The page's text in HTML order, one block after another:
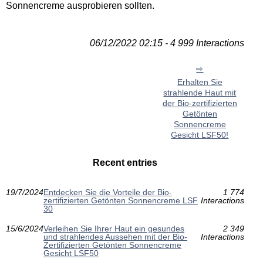
Sonnencreme ausprobieren sollten.
06/12/2022 02:15 - 4 999 Interactions
Erhalten Sie
strahlende Haut mit
der Bio-zertifizierten
Getönten
Sonnencreme
Gesicht LSF50!
Recent entries
19/7/2024Entdecken Sie die Vorteile der Bio-
zertifizierten Getönten Sonnencreme LSF
30
1 774
Interactions
15/6/2024Verleihen Sie Ihrer Haut ein gesundes
und strahlendes Aussehen mit der Bio-
Zertifizierten Getönten Sonnencreme
Gesicht LSF50
2 349
Interactions